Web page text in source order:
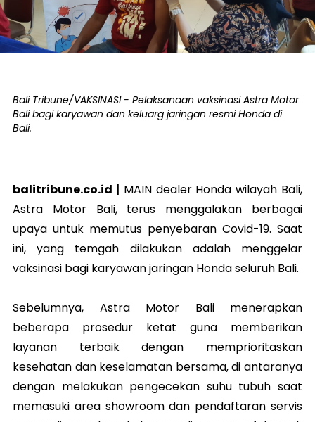
Bali Tribune/VAKSINASI - Pelaksanaan vaksinasi Astra Motor
Bali bagi karyawan dan keluarg jaringan resmi Honda di
Bali.
balitribune.co.id | MAIN dealer Honda wilayah Bali,
Astra Motor Bali, terus menggalakan berbagai
upaya untuk memutus penyebaran Covid-19. Saat
ini, yang temgah dilakukan adalah menggelar
vaksinasi bagi karyawan jaringan Honda seluruh Bali.
Sebelumnya, Astra Motor Bali menerapkan
beberapa prosedur ketat guna memberikan
layanan terbaik dengan memprioritaskan
kesehatan dan keselamatan bersama, di antaranya
dengan melakukan pengecekan suhu tubuh saat
memasuki area showroom dan pendaftaran servis